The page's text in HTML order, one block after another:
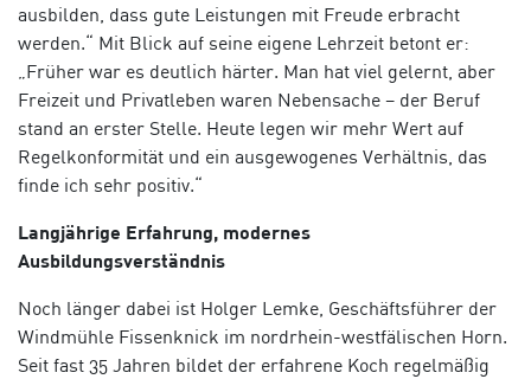
ausbilden, dass gute Leistungen mit Freude erbracht
werden.“ Mit Blick auf seine eigene Lehrzeit betont er:
„Früher war es deutlich härter. Man hat viel gelernt, aber
Freizeit und Privatleben waren Nebensache – der Beruf
stand an erster Stelle. Heute legen wir mehr Wert auf
Regelkonformität und ein ausgewogenes Verhältnis, das
finde ich sehr positiv.“
Langjährige Erfahrung, modernes
Ausbildungsverständnis
Noch länger dabei ist Holger Lemke, Geschäftsführer der
Windmühle Fissenknick im nordrhein-westfälischen Horn.
Seit fast 35 Jahren bildet der erfahrene Koch regelmäßig